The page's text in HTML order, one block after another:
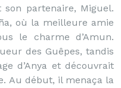
partenaire, Miguel.
où la meilleure amie
le charme d’Amun.
des Guêpes, tandis
d’Anya et découvrait
Au début, il menaça la